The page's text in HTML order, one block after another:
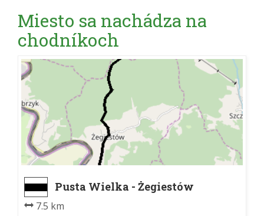
Miesto sa nachádza na
chodníkoch
Pusta Wielka - Żegiestów
7.5 km